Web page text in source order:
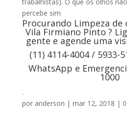
percebe sim
Procurando Limpeza de
Vila Firmiano Pinto ?
gente e agende uma
(11) 4114-4004 / 5933-
WhatsApp e
1000
.
por anderson | mar 12, 2018 |